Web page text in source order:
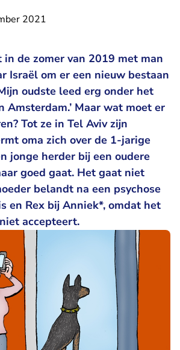
2021
de zomer van 2019 met man
Israël om er een nieuw bestaan
oudste leed erg onder het
Amsterdam.’ Maar wat moet er
Tot ze in Tel Aviv zijn
oma zich over de 1-jarige
jonge herder bij een oudere
goed gaat. Het gaat niet
belandt na een psychose
en Rex bij Anniek*, omdat het
accepteert.